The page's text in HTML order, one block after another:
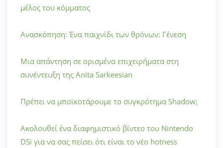
μέλος του κόμματος
Ανασκόπηση: Ένα παιχνίδι των θρόνων: Γένεση
Μια απάντηση σε ορισμένα επιχειρήματα στη
συνέντευξη της Anita Sarkeesian
Πρέπει να μποϊκοτάρουμε το συγκρότημα Shadow;
Ακολουθεί ένα διαφημιστικό βίντεο του Nintendo
DSi για να σας πείσει ότι είναι το νέο hotness